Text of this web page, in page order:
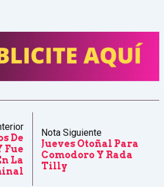
De
Fue
La
Nota Siguiente
Jueves Otoñal Para
Comodoro Y Rada
Tilly